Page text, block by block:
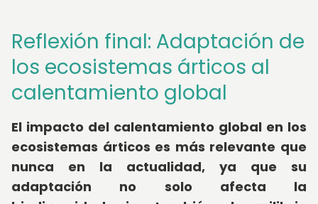
Reflexión final: Adaptación de
los ecosistemas árticos al
calentamiento global
El impacto del calentamiento global en los
ecosistemas árticos es más relevante que
nunca en la actualidad, ya que su
adaptación no solo afecta la